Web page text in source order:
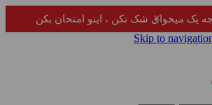
یک میخوای شک نکن ، اینو امتحان بکن
×
Skip to